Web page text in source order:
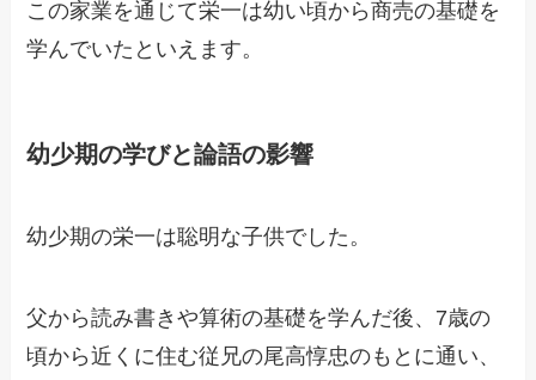
この家業を通じて栄一は幼い頃から商売の基礎を
学んでいたといえます。
幼少期の学びと論語の影響
幼少期の栄一は聡明な子供でした。
父から読み書きや算術の基礎を学んだ後、7歳の
頃から近くに住む従兄の尾高惇忠のもとに通い、